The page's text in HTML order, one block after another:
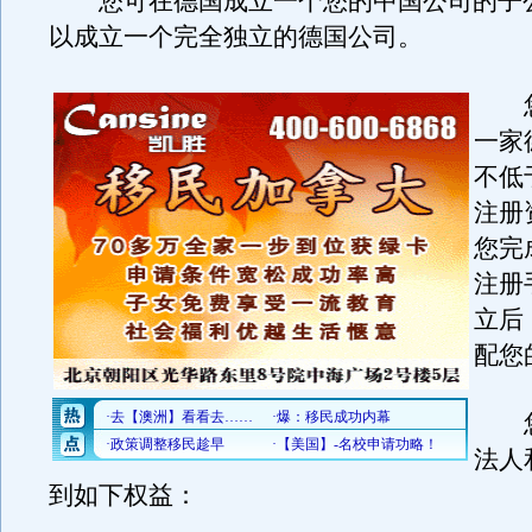
以成立一个完全独立的德国公司。
您
一家
不低
注册
您完
注册
立后
配您
您
法人
到如下权益：